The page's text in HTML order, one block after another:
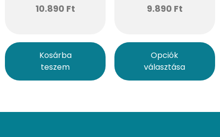
10.890 Ft
Kosárba
teszem
9.890 Ft
Opciók
választása